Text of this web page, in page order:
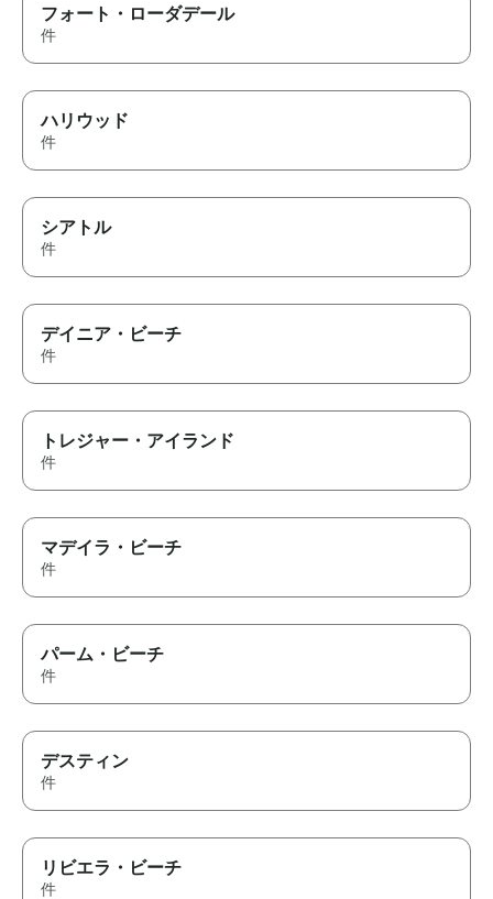
フォート・ローダデール
件
ハリウッド
件
シアトル
件
デイニア・ビーチ
件
トレジャー・アイランド
件
マデイラ・ビーチ
件
パーム・ビーチ
件
デスティン
件
リビエラ・ビーチ
件